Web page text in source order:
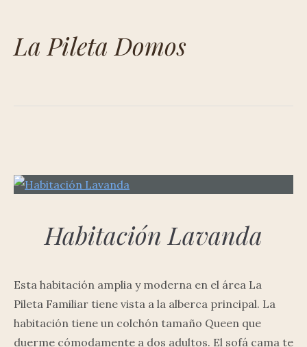
La Pileta Domos
Habitación Lavanda
Esta habitación amplia y moderna en el área La
Pileta Familiar tiene vista a la alberca principal. La
habitación tiene un colchón tamaño Queen que
duerme cómodamente a dos adultos. El sofá cama te